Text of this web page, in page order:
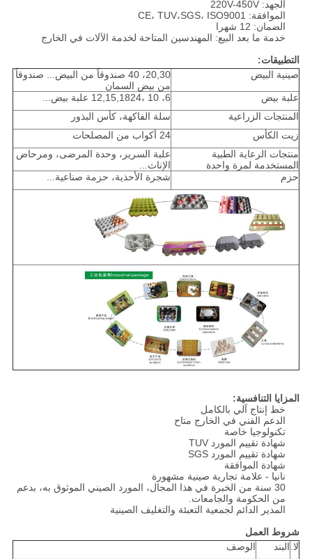
الجهد: 220V-450V
الموافقة: CE، TUV،SGS، ISO9001
الضمان: 12 شهرا
خدمة ما بعد البيع: المهندسين المتاحة لخدمة الآلات في الخارج
التطبيقات:
صينية البيض
20,30، 40 صندوقاً من البيض... صندوقاً
من بيض السمان
علبة بيض
6، 10 ،12,15,1824 علبة بيض...
المنتجات الزراعية
سلة الفاكهة، كأس البذور
زيت الكأس
24 أكواب من المصلحات
منتجات الرعاية الطبية
المستخدمة لمرة واحدة
علبة السرير، وحدة المرضى، ومرحاض
الإناث...
حزم
شجرة الأحذية، حزمة صناعية...
المزايا التنافسية:
خط إنتاج آلي بالكامل
الدعم الفني في الخارج متاح
تكنولوجيا خاصة
شهادة تقييم المورد TUV
شهادة تقييم المورد SGS
شهادة الموافقة
نانيا - علامة تجارية صينية مشهورة
30 سنة من الخبرة في هذا المجال، المورد الصيني الموثوق به، بدعم
من الحكومة والجامعات.
المدير الدائم لجمعية التعبئة والتغليف الصينية
شروط العمل
لا.البند
الوصف